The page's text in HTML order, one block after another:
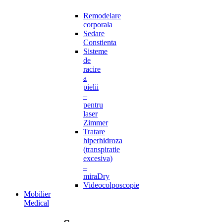
Remodelare
corporala
Sedare
Constienta
Sisteme
de
racire
a
pielii
–
pentru
laser
Zimmer
Tratare
hiperhidroza
(transpiratie
excesiva)
–
miraDry
Videocolposcopie
Mobilier
Medical